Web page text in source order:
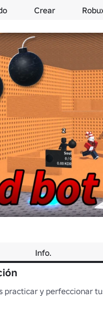
Crear
Info.
practicar y perfeccionar